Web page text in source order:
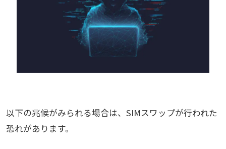
以下の兆候がみられる場合は、SIMスワップが行われた
恐れがあります。